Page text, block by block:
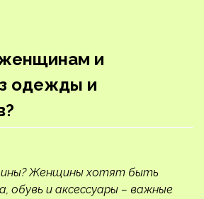
и
одежды и
Женщины хотят быть
обувь и аксессуары – важные